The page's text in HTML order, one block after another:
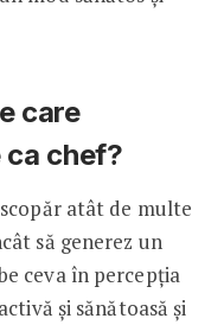
care
chef?
atât de multe
să generez un
ceva în percepția
și sănătoasă și